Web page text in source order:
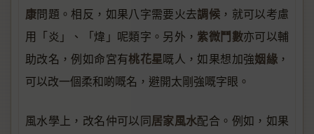
康問題。相反，如果八字需要火去調候 ，就可以考慮
用「炎」、「煒」呢類字。另外， 紫微鬥數亦可以輔
助改名，例如命宮有桃花星嘅人，如果想加強姻緣 ，
可以改一個柔和啲嘅名，避開太剛強嘅字眼。
風水學上，改名仲可以同居家風水配合。例如，如果